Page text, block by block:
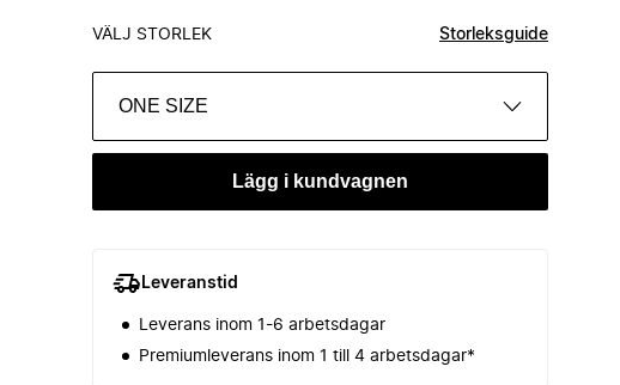
VÄLJ STORLEK Storleksguide
ONE SIZE
Lägg i kundvagnen
Leveranstid
Leverans inom 1-6 arbetsdagar
Premiumleverans inom 1 till 4 arbetsdagar*